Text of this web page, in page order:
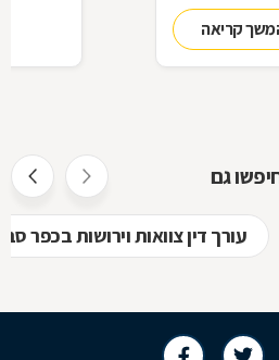
כדי לטפל
קריאה
גם
עורך דין צוואות וירושות בכפר